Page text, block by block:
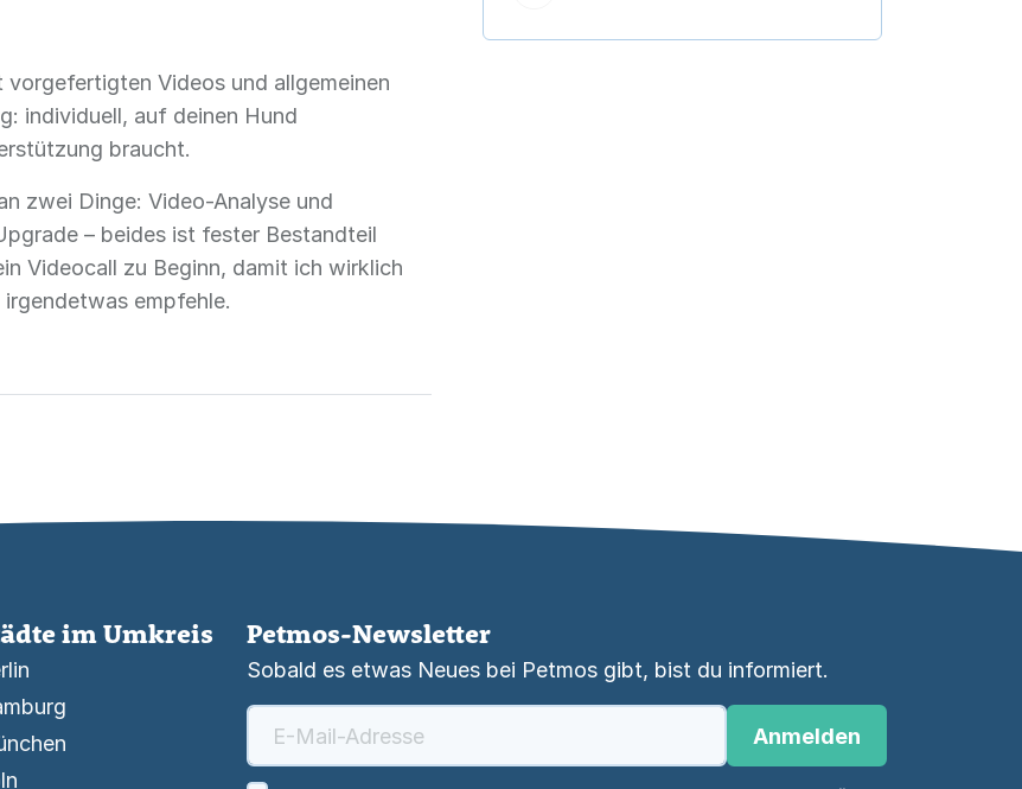
Videos und allgemeinen
individuell, auf deinen Hund
braucht.
zwei Dinge: Video-Analyse und
– beides ist fester Bestandteil
Videocall zu Beginn, damit ich wirklich
empfehle.
im Umkreis Petmos-Newsletter
Sobald es etwas Neues bei Petmos gibt, bist du informiert.
Anmelden